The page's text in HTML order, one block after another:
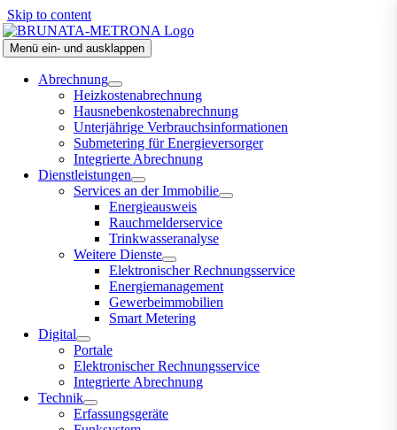
Skip to content
Menü ein- und ausklappen
Abrechnung
Heizkostenabrechnung
Hausnebenkostenabrechnung
Unterjährige Verbrauchsinformationen
Submetering für Energieversorger
Integrierte Abrechnung
Dienstleistungen
Services an der Immobilie
Energieausweis
Rauchmelderservice
Trinkwasseranalyse
Weitere Dienste
Elektronischer Rechnungsservice
Energiemanagement
Gewerbeimmobilien
Smart Metering
Digital
Portale
Elektronischer Rechnungsservice
Integrierte Abrechnung
Technik
Erfassungsgeräte